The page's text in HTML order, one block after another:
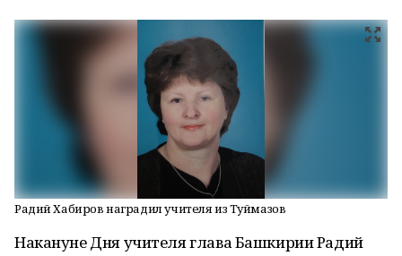
Радий Хабиров наградил учителя из Туймазов
Накануне Дня учителя глава Башкирии Радий